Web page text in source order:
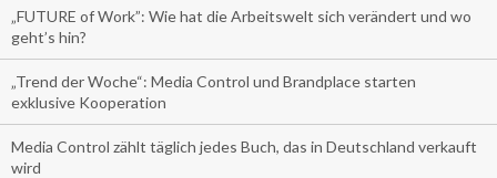
„FUTURE of Work”: Wie hat die Arbeitswelt sich verändert und wo
geht’s hin?
„Trend der Woche“: Media Control und Brandplace starten
exklusive Kooperation
Media Control zählt täglich jedes Buch, das in Deutschland verkauft
wird